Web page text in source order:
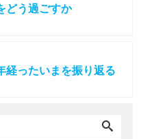
どう過ごすか
経ったいまを振り返る